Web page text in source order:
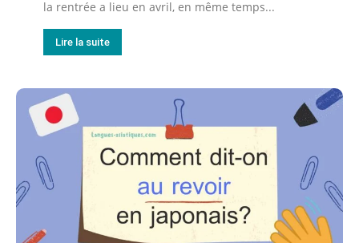
la rentrée a lieu en avril, en même temps...
Lire la suite